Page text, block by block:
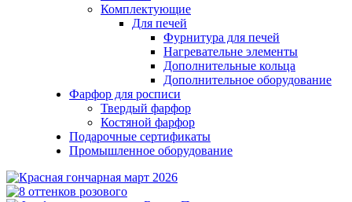
Комплектующие
Для печей
Фурнитура для печей
Нагревательне элементы
Дополнительные кольца
Дополнительное оборудование
Фарфор для росписи
Твердый фарфор
Костяной фарфор
Подарочные сертификаты
Промышленное оборудование